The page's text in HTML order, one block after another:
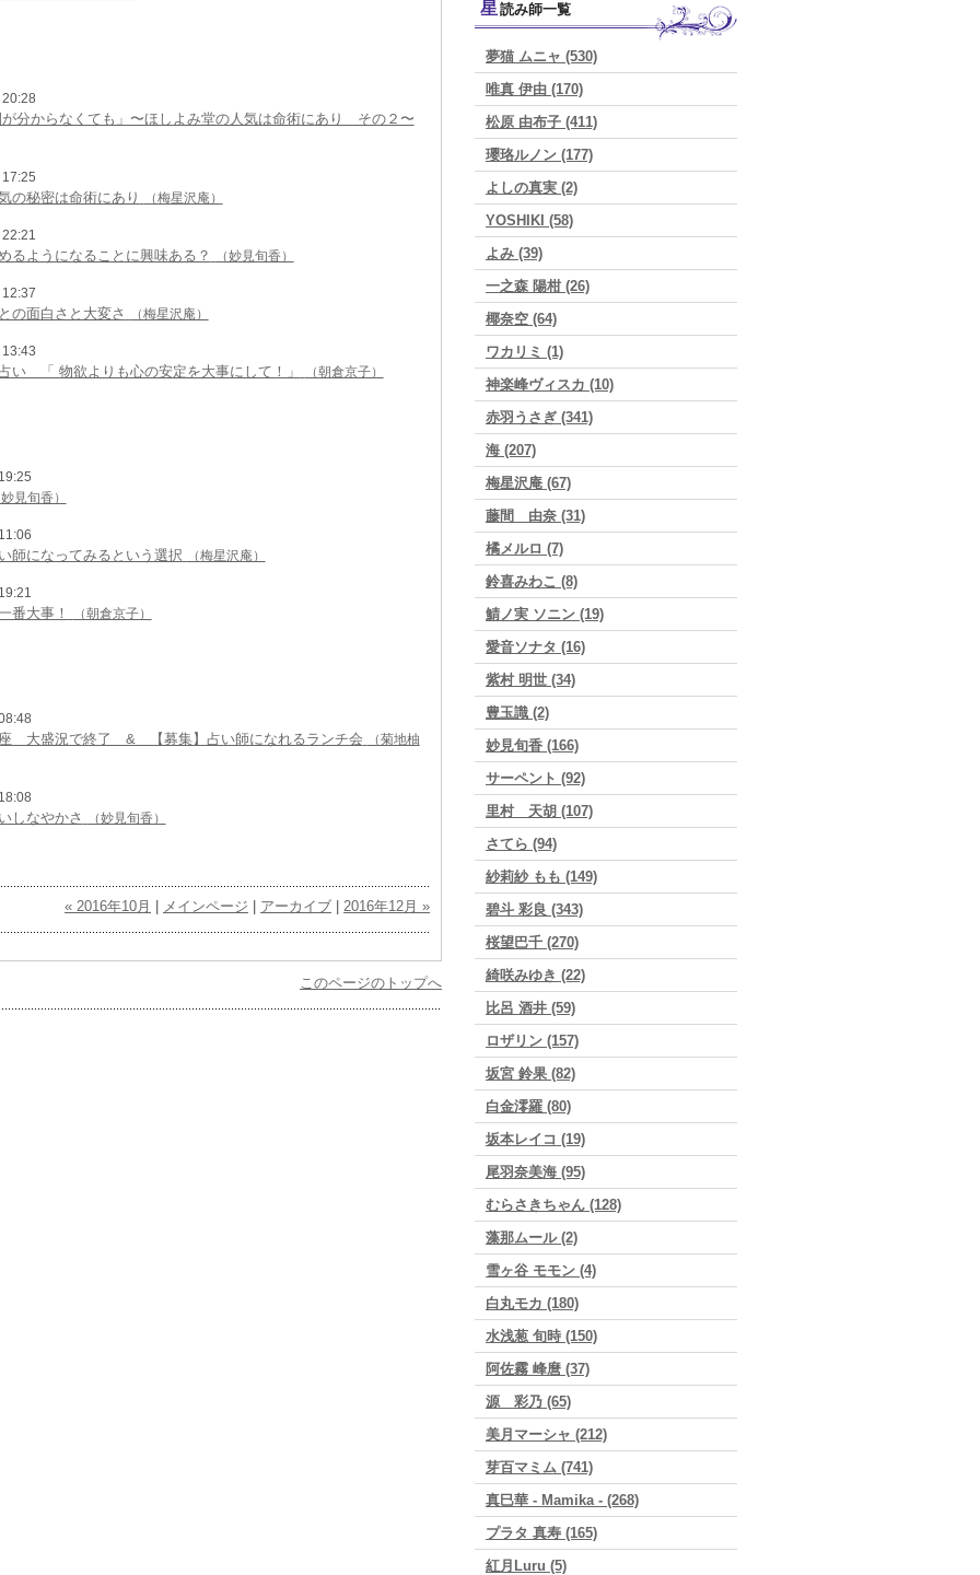
が分からなくても」〜ほしよみ堂の人気は命術にあり その２〜
の秘密は命術にあり （梅星沢庵）
るようになることに興味ある？ （妙見旬香）
の面白さと大変さ （梅星沢庵）
い 「 物欲よりも心の安定を大事にして！」 （朝倉京子）
妙見旬香）
師になってみるという選択 （梅星沢庵）
番大事！ （朝倉京子）
座 大盛況で終了 & 【募集】占い師になれるランチ会
（菊地柚
しなやかさ （妙見旬香）
« 2016年10月 メインページ アーカイブ 2016年12月 »
このページのトップへ
星読み師一覧
夢猫 ムニャ (530)
唯真 伊由 (170)
松原 由布子 (411)
瓔珞ルノン (177)
よしの真実 (2)
YOSHIKI (58)
よみ (39)
一之森 陽柑 (26)
椰奈空 (64)
ワカリミ (1)
神楽峰ヴィスカ (10)
赤羽うさぎ (341)
海 (207)
梅星沢庵 (67)
藤間 由奈 (31)
橘メルロ (7)
鈴喜みわこ (8)
鯖ノ実 ソニン (19)
愛音ソナタ (16)
紫村 明世 (34)
豊玉識 (2)
妙見旬香 (166)
サーペント (92)
里村 天胡 (107)
さてら (94)
紗莉紗 もも (149)
碧斗 彩良 (343)
桜望巴千 (270)
綺咲みゆき (22)
比呂 酒井 (59)
ロザリン (157)
坂宮 鈴果 (82)
白金澪羅 (80)
坂本レイコ (19)
尾羽奈美海 (95)
むらさきちゃん (128)
藻那ムール (2)
雪ヶ谷 モモン (4)
白丸モカ (180)
水浅葱 旬時 (150)
阿佐霧 峰麿 (37)
源 彩乃 (65)
美月マーシャ (212)
芽百マミム (741)
真巳華 - Mamika - (268)
プラタ 真寿 (165)
紅月Luru (5)